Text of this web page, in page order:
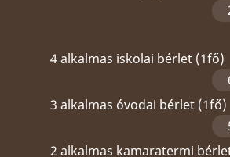
4 alkalmas iskolai bérlet (1fő)
3 alkalmas óvodai bérlet (1fő)
2 alkalmas kamaratermi